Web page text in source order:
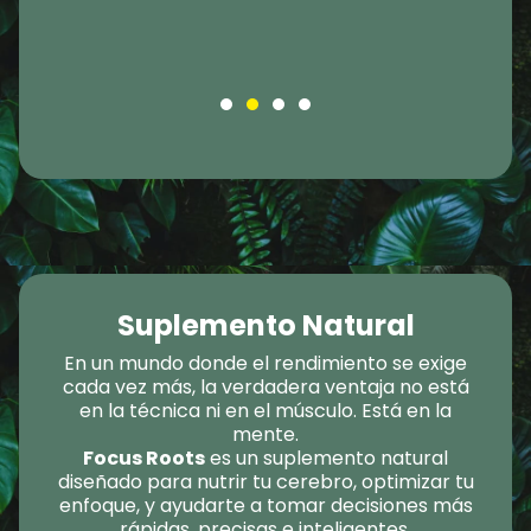
Suplemento Natural
En un mundo donde el rendimiento se exige
cada vez más, la verdadera ventaja no está
en la técnica ni en el músculo. Está en la
mente.
Focus Rootses un suplemento natural
diseñado para nutrir tu cerebro, optimizar tu
enfoque, y ayudarte a tomar decisiones más